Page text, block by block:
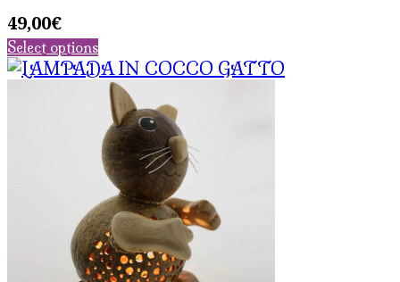
49,00€
Select options